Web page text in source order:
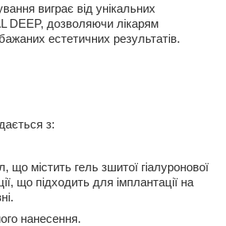
виграє від унікальних
DEEP, дозволяючи лікарям
естетичних результатів.
з:
містить гель зшитої гіалуронової
що підходить для імплантації на
нанесення.